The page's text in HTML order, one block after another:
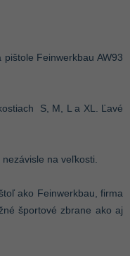
Feinwerkbau AW93
S, M, L a XL. Ľavé
na veľkosti.
ako Feinwerkbau, firma
športové zbrane ako aj